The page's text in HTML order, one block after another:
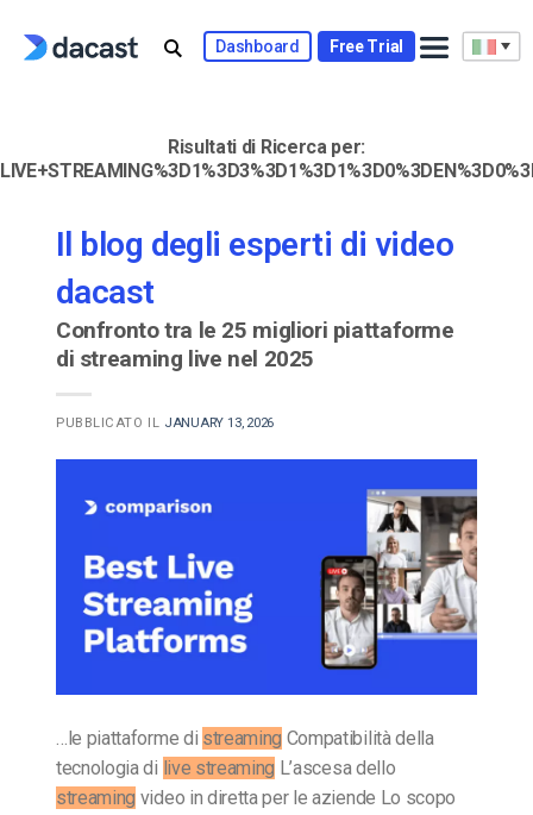
Dashboard Free Trial
Risultati di Ricerca per:
Il blog degli esperti di video
dacast
Confronto tra le 25 migliori piattaforme
di streaming live nel 2025
PUBBLICATO IL JANUARY 13, 2026
…le piattaforme di streaming Compatibilità della
tecnologia di live streaming L’ascesa dello
streaming video in diretta per le aziende Lo scopo